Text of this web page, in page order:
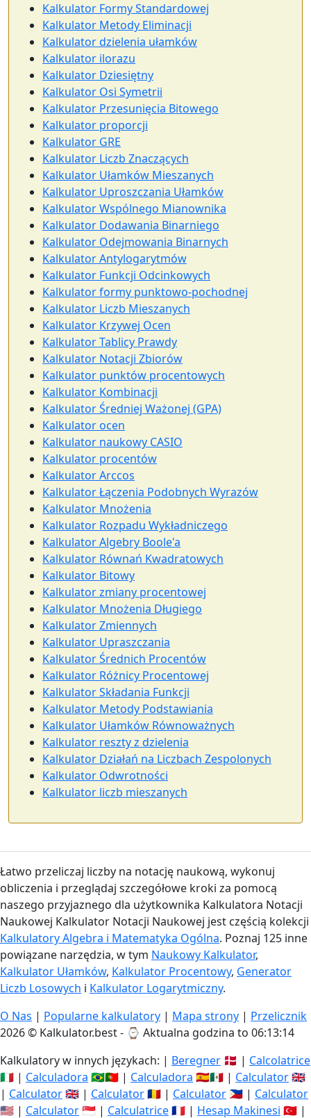
Kalkulator Formy Standardowej
Kalkulator Metody Eliminacji
Kalkulator dzielenia ułamków
Kalkulator ilorazu
Kalkulator Dziesiętny
Kalkulator Osi Symetrii
Kalkulator Przesunięcia Bitowego
Kalkulator proporcji
Kalkulator GRE
Kalkulator Liczb Znaczących
Kalkulator Ułamków Mieszanych
Kalkulator Uproszczania Ułamków
Kalkulator Wspólnego Mianownika
Kalkulator Dodawania Binarniego
Kalkulator Odejmowania Binarnych
Kalkulator Antylogarytmów
Kalkulator Funkcji Odcinkowych
Kalkulator formy punktowo-pochodnej
Kalkulator Liczb Mieszanych
Kalkulator Krzywej Ocen
Kalkulator Tablicy Prawdy
Kalkulator Notacji Zbiorów
Kalkulator punktów procentowych
Kalkulator Kombinacji
Kalkulator Średniej Ważonej (GPA)
Kalkulator ocen
Kalkulator naukowy CASIO
Kalkulator procentów
Kalkulator Arccos
Kalkulator Łączenia Podobnych Wyrazów
Kalkulator Mnożenia
Kalkulator Rozpadu Wykładniczego
Kalkulator Algebry Boole'a
Kalkulator Równań Kwadratowych
Kalkulator Bitowy
Kalkulator zmiany procentowej
Kalkulator Mnożenia Długiego
Kalkulator Zmiennych
Kalkulator Upraszczania
Kalkulator Średnich Procentów
Kalkulator Różnicy Procentowej
Kalkulator Składania Funkcji
Kalkulator Metody Podstawiania
Kalkulator Ułamków Równoważnych
Kalkulator reszty z dzielenia
Kalkulator Działań na Liczbach Zespolonych
Kalkulator Odwrotności
Kalkulator liczb mieszanych
Łatwo przeliczaj liczby na notację naukową, wykonuj
obliczenia i przeglądaj szczegółowe kroki za pomocą
naszego przyjaznego dla użytkownika Kalkulatora Notacji
Naukowej Kalkulator Notacji Naukowej jest częścią kolekcji
Kalkulatory Algebra i Matematyka Ogólna. Poznaj 125 inne
powiązane narzędzia, w tym Naukowy Kalkulator,
Kalkulator Ułamków, Kalkulator Procentowy, Generator
Liczb Losowych i Kalkulator Logarytmiczny.
O Nas | Popularne kalkulatory | Mapa strony | Przelicznik
2026 © Kalkulator.best - ⌚ Aktualna godzina to 06:13:15
Kalkulatory w innych językach: | Beregner 🇩🇰 | Calcolatrice
🇮🇹 | Calculadora 🇧🇷🇵🇹 | Calculadora 🇪🇸🇲🇽 | Calculator🇬🇧
| Calculator🇬🇧 | Calculator🇷🇴 | Calculator 🇵🇭 | Calculator
🇺🇸 | Calculator🇸🇬 | Calculatrice🇫🇷 | Hesap Makinesi 🇹🇷 |